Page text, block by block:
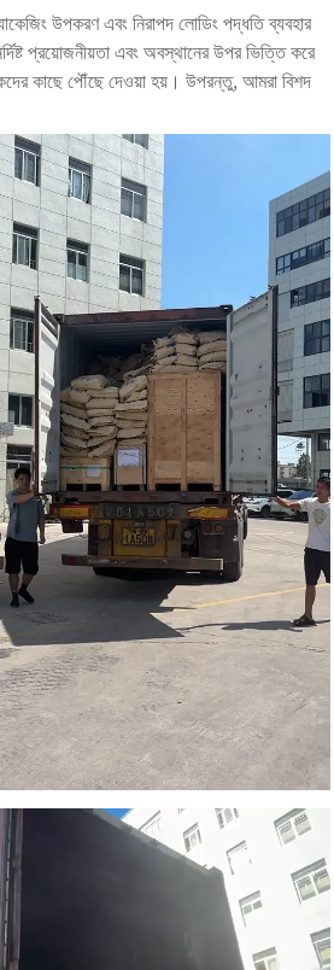
উপকরণ এবং নিরাপদ লোডিং পদ্ধতি ব্যবহার
প্রয়োজনীয়তা এবং অবস্থানের উপর ভিত্তি করে
কাছে পৌঁছে দেওয়া হয়। উপরন্তু, আমরা বিশদ